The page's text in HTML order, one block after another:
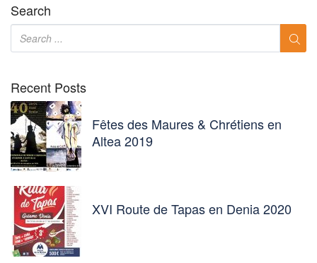
Search
Recent Posts
Fêtes des Maures & Chrétiens en
Altea 2019
XVI Route de Tapas en Denia 2020